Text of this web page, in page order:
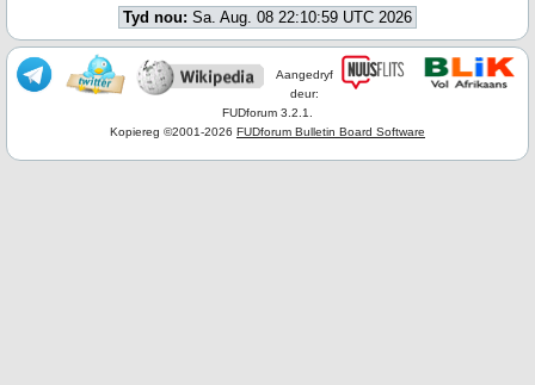
Tyd nou: Sa. Aug. 08 22:10:59 UTC 2026
Aangedryf
deur:
FUDforum 3.2.1.
Kopiereg ©2001-2026 FUDforum Bulletin Board Software